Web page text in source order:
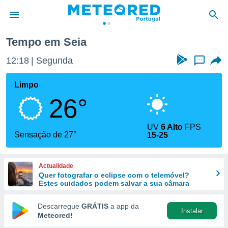
da
foi
fornecidas
a este
das
e
forma
digital
Tempo em Seia
12:18 Segunda ...
Limpo
26°
Sensação de 27°
UV6 Alto FPS
15-25
Actualidade
Quer fotografar o eclipse com o telemóvel?
Estes cuidados podem salvar a sua câmara
Descarregue GRÁTIS a app da
Meteored!
Instalar